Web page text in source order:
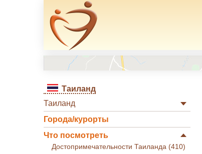
Таиланд
Таиланд
Города/курорты
Что посмотреть
Достопримечательности Таиланда (410)